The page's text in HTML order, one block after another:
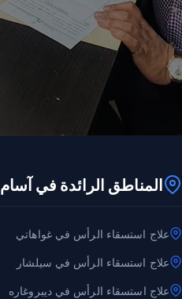
المناطق الرائدة في آسام
علاج استسقاء الرأس في غواهاتي
علاج استسقاء الرأس في سيلشار
علاج استسقاء الرأس في ديبروغاره